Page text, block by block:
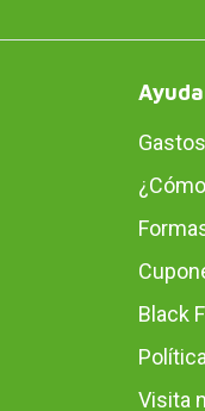
Ayuda
Black
Visita